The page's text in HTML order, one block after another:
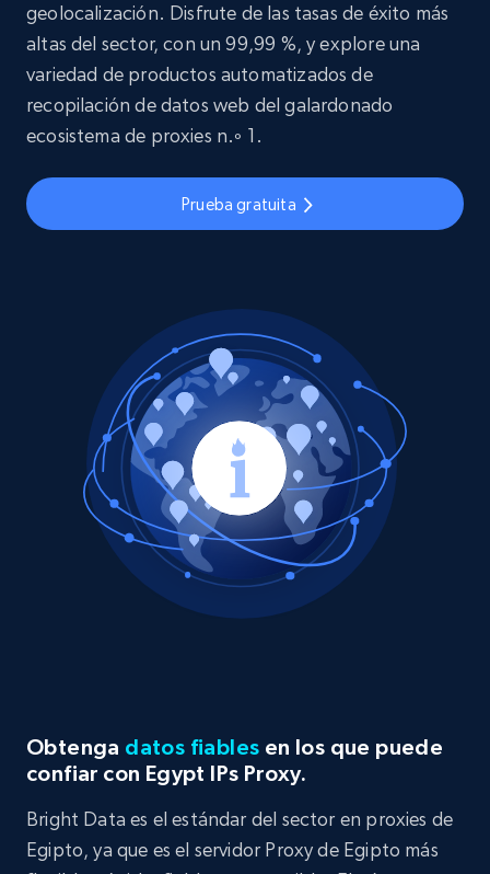
geolocalización. Disfrute de las tasas de éxito más
altas del sector, con un 99,99 %, y explore una
variedad de productos automatizados de
recopilación de datos web del galardonado
ecosistema de proxies n.º 1.
Prueba gratuita
Obtenga datos fiables en los que puede
confiar con Egypt IPs Proxy.
Bright Data es el estándar del sector en proxies de
Egipto, ya que es el servidor Proxy de Egipto más